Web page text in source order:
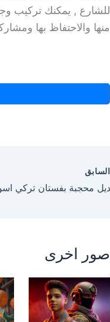
منها والاحتفاظ بها
السابق
صور اخرى